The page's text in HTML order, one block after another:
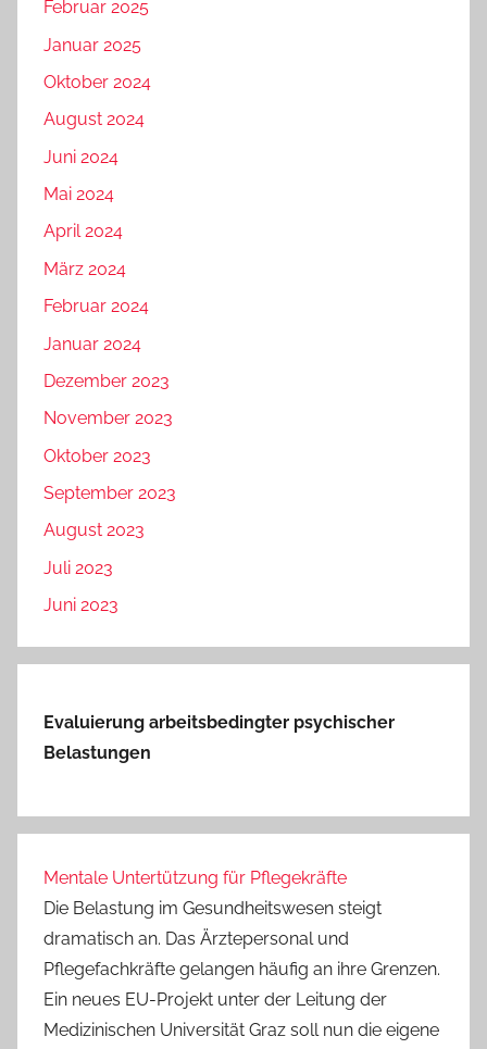
Februar 2025
Januar 2025
Oktober 2024
August 2024
Juni 2024
Mai 2024
April 2024
März 2024
Februar 2024
Januar 2024
Dezember 2023
November 2023
Oktober 2023
September 2023
August 2023
Juli 2023
Juni 2023
Evaluierung arbeitsbedingter psychischer
Belastungen
Mentale Untertützung für Pflegekräfte
Die Belastung im Gesundheitswesen steigt
dramatisch an. Das Ärztepersonal und
Pflegefachkräfte gelangen häufig an ihre Grenzen.
Ein neues EU-Projekt unter der Leitung der
Medizinischen Universität Graz soll nun die eigene